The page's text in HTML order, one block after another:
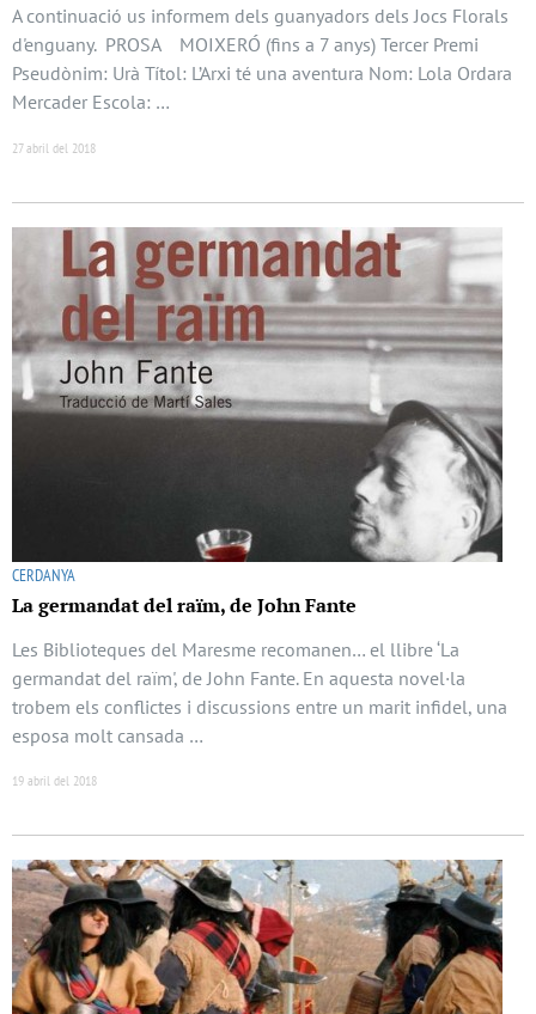
A continuació us informem dels guanyadors dels Jocs Florals
d'enguany. PROSA MOIXERÓ (fins a 7 anys) Tercer Premi
Pseudònim: Urà Títol: L’Arxi té una aventura Nom: Lola Ordara
Mercader Escola: …
27 abril del 2018
CERDANYA
La germandat del raïm, de John Fante
Les Biblioteques del Maresme recomanen… el llibre ‘La
germandat del raïm', de John Fante. En aquesta novel·la
trobem els conflictes i discussions entre un marit infidel, una
esposa molt cansada …
19 abril del 2018